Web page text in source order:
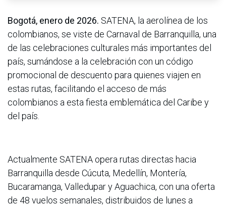
Bogotá, enero de 2026. SATENA, la aerolínea de los
colombianos, se viste de Carnaval de Barranquilla, una
de las celebraciones culturales más importantes del
país, sumándose a la celebración con un código
promocional de descuento para quienes viajen en
estas rutas, facilitando el acceso de más
colombianos a esta fiesta emblemática del Caribe y
del país.
Actualmente SATENA opera rutas directas hacia
Barranquilla desde Cúcuta, Medellín, Montería,
Bucaramanga, Valledupar y Aguachica, con una oferta
de 48 vuelos semanales, distribuidos de lunes a